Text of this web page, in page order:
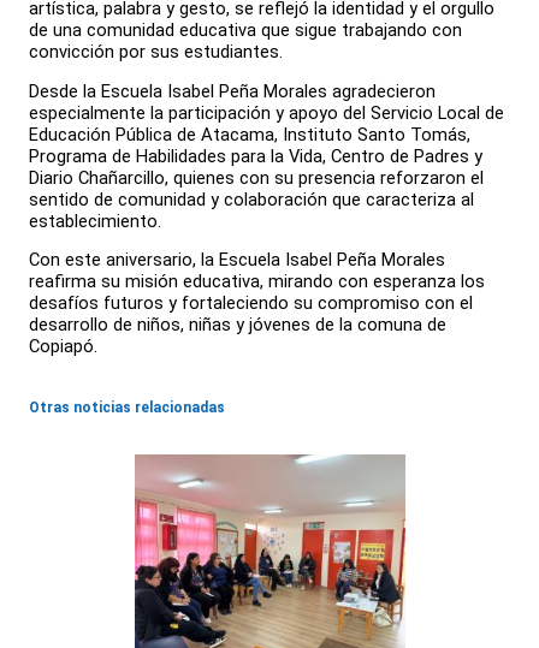
artística, palabra y gesto, se reflejó la identidad y el orgullo
de una comunidad educativa que sigue trabajando con
convicción por sus estudiantes.
Desde la Escuela Isabel Peña Morales agradecieron
especialmente la participación y apoyo del Servicio Local de
Educación Pública de Atacama, Instituto Santo Tomás,
Programa de Habilidades para la Vida, Centro de Padres y
Diario Chañarcillo, quienes con su presencia reforzaron el
sentido de comunidad y colaboración que caracteriza al
establecimiento.
Con este aniversario, la Escuela Isabel Peña Morales
reafirma su misión educativa, mirando con esperanza los
desafíos futuros y fortaleciendo su compromiso con el
desarrollo de niños, niñas y jóvenes de la comuna de
Copiapó.
Otras noticias relacionadas